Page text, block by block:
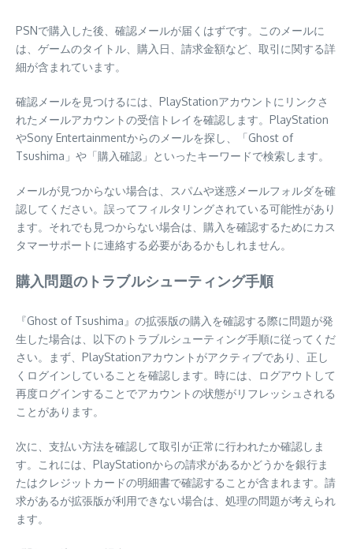
PSNで購入した後、確認メールが届くはずです。このメールに
は、ゲームのタイトル、購入日、請求金額など、取引に関する詳
細が含まれています。
確認メールを見つけるには、PlayStationアカウントにリンクさ
れたメールアカウントの受信トレイを確認します。PlayStation
やSony Entertainmentからのメールを探し、「Ghost of
Tsushima」や「購入確認」といったキーワードで検索します。
メールが見つからない場合は、スパムや迷惑メールフォルダを確
認してください。誤ってフィルタリングされている可能性があり
ます。それでも見つからない場合は、購入を確認するためにカス
タマーサポートに連絡する必要があるかもしれません。
購入問題のトラブルシューティング手順
『Ghost of Tsushima』の拡張版の購入を確認する際に問題が発
生した場合は、以下のトラブルシューティング手順に従ってくだ
さい。まず、PlayStationアカウントがアクティブであり、正し
くログインしていることを確認します。時には、ログアウトして
再度ログインすることでアカウントの状態がリフレッシュされる
ことがあります。
次に、支払い方法を確認して取引が正常に行われたか確認しま
す。これには、PlayStationからの請求があるかどうかを銀行ま
たはクレジットカードの明細書で確認することが含まれます。請
求があるが拡張版が利用できない場合は、処理の問題が考えられ
ます。